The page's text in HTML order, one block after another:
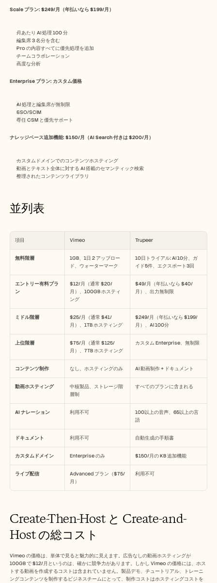
Scale プラン: $249/月（年払いなら $199/月）
月あたり AI 処理 100 分
編集席 3 名分を含む
Pro の内容すべてに優先処理を追加
チームコラボレーション
高度な分析
Enterprise プラン: カスタム価格
AI 処理と編集席が無制限
SSO/SCIM
専任 CSM と優先サポート
ナレッジベース追加機能: $150/月（AI Search 付きは $200/月）
カスタムドメインでのコンテンツホスティング
動画とテキスト全体に対する AI 搭載のセマンティック検索
整理されたコンテンツライブラリ
並列表
項目 Vimeo Trupeer
無料階層
1GB、1日 2 アップロー
ド、ウォーターマーク
10日トライアル: AI 10分、ガ
イド5件、エクスポート3回
エントリー有料プラ
ン
$12/月（通常 $20/
月）、100GB ホスティ
ング
$49/月（年払いなら $40/
月）、出力無制限
ミドル階層
$25/月（通常 $41/
月）、1TB ホスティング
$249/月（年払いなら $199/
月）、AI 100分
上位階層
$75/月（通常 $125/
月）、7TB ホスティング
カスタム Enterprise、無制限
コンテンツ制作 なし、ホスティングのみ AI 動画制作 + ドキュメント
動画ホスティング
中核製品、ストレージ階
層制
すべてのプランに含まれる
AI ナレーション 利用不可
100以上の音声、65以上の言
語
ドキュメント 利用不可 自動生成の手順書
カスタムドメイン Enterprise のみ $150/月の KB 追加機能
ライブ配信
Advanced プラン（$75/
月）
利用不可
Create-Then-Host と Create-and-
Host の総コスト
Vimeo の価格は、単体で見ると魅力的に見えます。広告なしの動画ホスティングが
100GB で $12/月というのは、確かに競争力があります。しかし Vimeo の価格には、ホス
トする動画を作成するコストは含まれていません。製品デモ、チュートリアル、トレーニ
ングコンテンツを制作するビジネスチームにとって、制作コストはホスティングコストを